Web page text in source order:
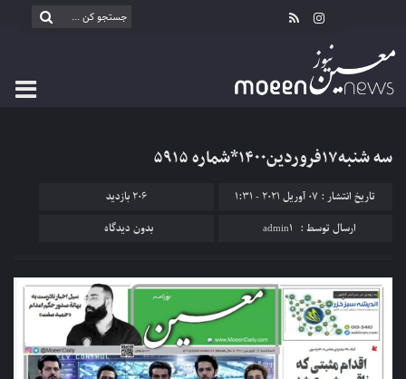
سه شنبه۱۷فروردین۱۴۰۰*شماره ۵۹۱۵
تاریخ انتشار : 07 آوریل 2021 - 1:31 206 بازدید
ارسال توسط : admin1 بدون دیدگاه